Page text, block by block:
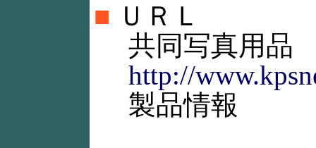
■ ＵＲＬ
共同写真用品
http://
製品情報